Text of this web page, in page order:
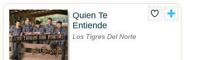
Quien Te
Entiende
Los Tigres Del Norte